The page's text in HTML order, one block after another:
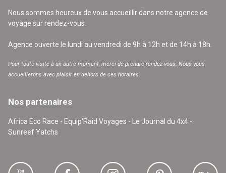
Nous sommes heureux de vous accueillir dans notre agence de
voyage sur rendez-vous.
Agence ouverte le lundi au vendredi de 9h à 12h et de 14h à 18h.
Pour toute visite à un autre moment, merci de prendre rendez-vous. Nous vous
accueillerons avec plaisir en dehors de ces horaires.
Nos partenaires
Africa Eco Race - Equip'Raid Voyages - Le Journal du 4x4 -
Sunreef Yatchs